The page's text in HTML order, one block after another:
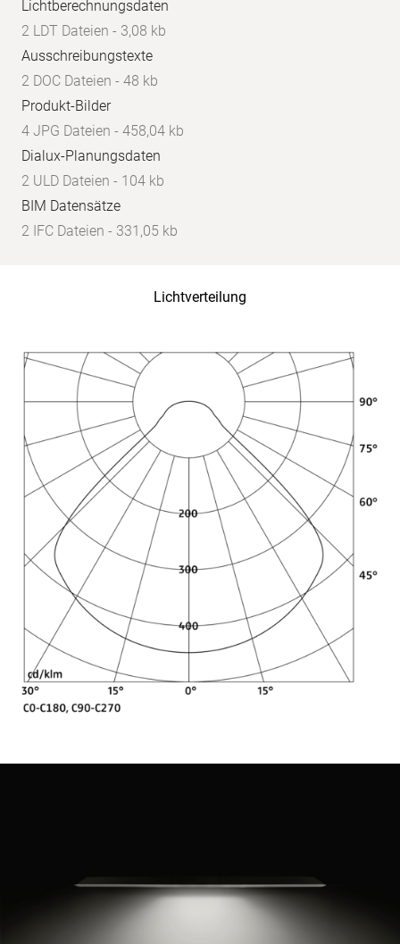
Lichtberechnungsdaten
2 LDT Dateien - 3,08 kb
Ausschreibungstexte
2 DOC Dateien - 48 kb
Produkt-Bilder
4 JPG Dateien - 458,04 kb
Dialux-Planungsdaten
2 ULD Dateien - 104 kb
BIM Datensätze
2 IFC Dateien - 331,05 kb
Lichtverteilung